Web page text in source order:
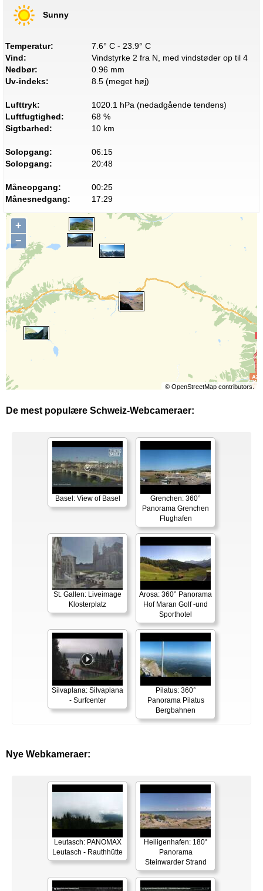
Sunny
Temperatur:
7.6° C - 23.9° C
Vind:
Vindstyrke 2 fra N, med vindstøder op til 4
Nedbør:
0.96 mm
Uv-indeks:
8.5 (meget høj)
Lufttryk:
1020.1 hPa (nedadgående tendens)
Luftfugtighed:
68 %
Sigtbarhed:
10 km
Solopgang:
06:15
Solopgang:
20:48
Måneopgang:
00:25
Månesnedgang:
17:29
+
−
© OpenStreetMapcontributors.
De mest populære Schweiz-Webcameraer:
Basel: View of Basel
Grenchen: 360°
Panorama Grenchen
Flughafen
St. Gallen: Liveimage
Klosterplatz
Arosa: 360° Panorama
Hof Maran Golf -und
Sporthotel
Silvaplana: Silvaplana
- Surfcenter
Pilatus: 360°
Panorama Pilatus
Bergbahnen
Nye Webkameraer:
Leutasch: PANOMAX
Leutasch - Rauthhütte
Heiligenhafen: 180°
Panorama
Steinwarder Strand